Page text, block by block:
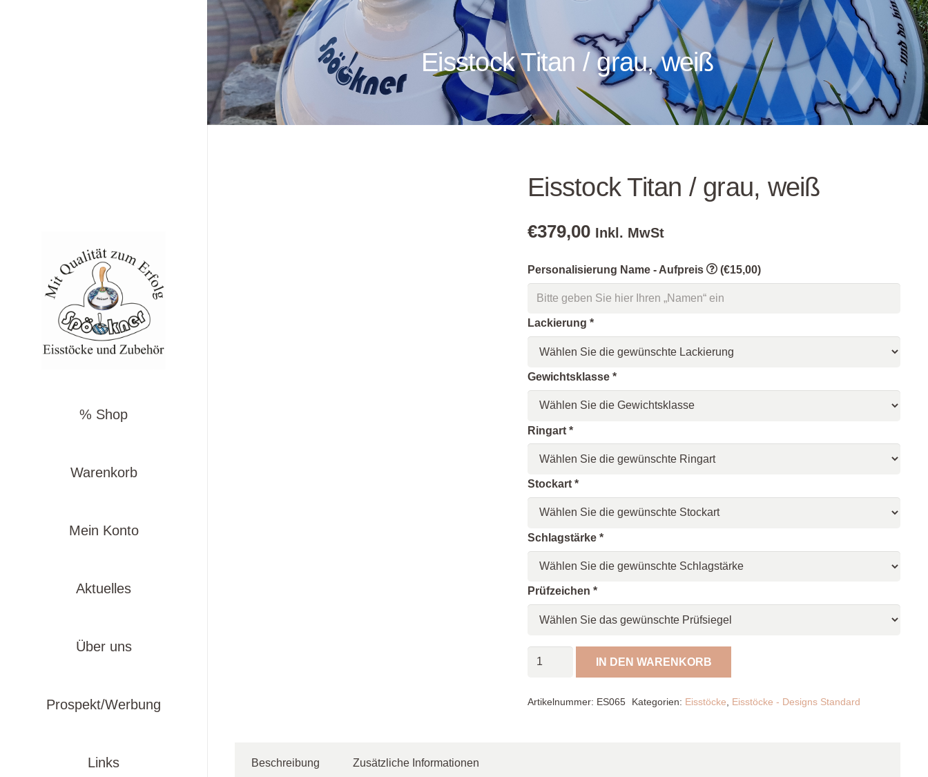
% Shop
Warenkorb
Mein Konto
Aktuelles
Über uns
Prospekt/Werbung
Links
Eisstock Titan / grau, weiß
Eisstock Titan / grau, weiß
€379,00 Inkl. MwSt
Personalisierung Name - Aufpreis (€15,00)
Lackierung*
Gewichtsklasse*
Ringart*
Stockart*
Schlagstärke*
Prüfzeichen*
Eisstock
IN DEN WARENKORB
Artikelnummer: ES065 Kategorien: Eisstöcke Eisstöcke - Designs Standard
Beschreibung Zusätzliche Informationen